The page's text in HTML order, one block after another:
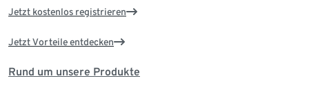
Jetzt kostenlos registrieren
Jetzt Vorteile entdecken
Rund um unsere Produkte